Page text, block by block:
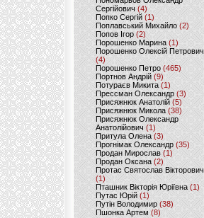
Сергійович(4)
Попко Сергій (1)
Поплавський Михайло (2)
Попов Ігор(2)
Порошенко Марина (1)
Порошенко Олексій Петрович
(4)
Порошенко Петро (465)
Портнов Андрій (9)
Потураєв Микита(1)
Прессман Олександр(3)
Присяжнюк Анатолій (5)
Присяжнюк Микола (38)
Присяжнюк Олександр
Анатолійович (1)
Притула Олена (3)
Прогнімак Олександр(35)
Продан Мирослав(1)
Продан Оксана (2)
Протас Святослав Вікторович
(1)
Пташник Вікторія Юріївна (1)
Путас Юрій (1)
Путін Володимир(38)
Пшонка Артем (8)